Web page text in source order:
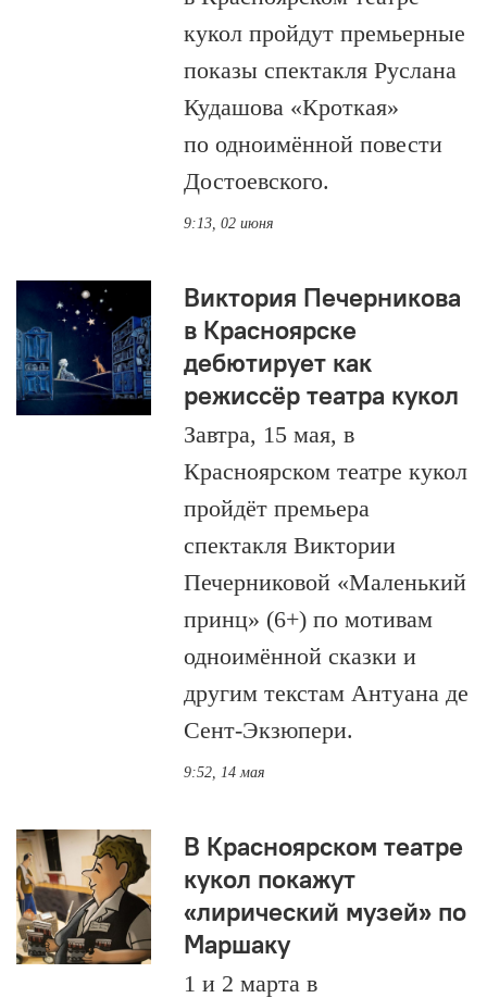
кукол пройдут премьерные
показы спектакля Руслана
Кудашова «Кроткая»
по одноимённой повести
Достоевского.
9:13, 02 июня
Виктория Печерникова
в Красноярске
дебютирует как
режиссёр театра кукол
Завтра, 15 мая, в
Красноярском театре кукол
пройдёт премьера
спектакля Виктории
Печерниковой «Маленький
принц» (6+) по мотивам
одноимённой сказки и
другим текстам Антуана де
Сент-Экзюпери.
9:52, 14 мая
В Красноярском театре
кукол покажут
«лирический музей» по
Маршаку
1 и 2 марта в